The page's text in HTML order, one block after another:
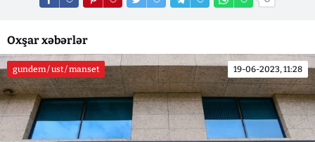
Oxşar xəbərlər
gundem / ust / manset 19-06-2023, 11:28